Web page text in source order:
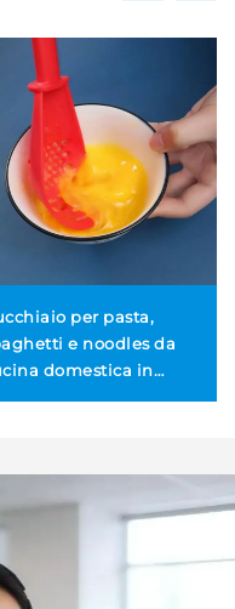
per pasta,
e noodles da
domestica in
PP a forma di